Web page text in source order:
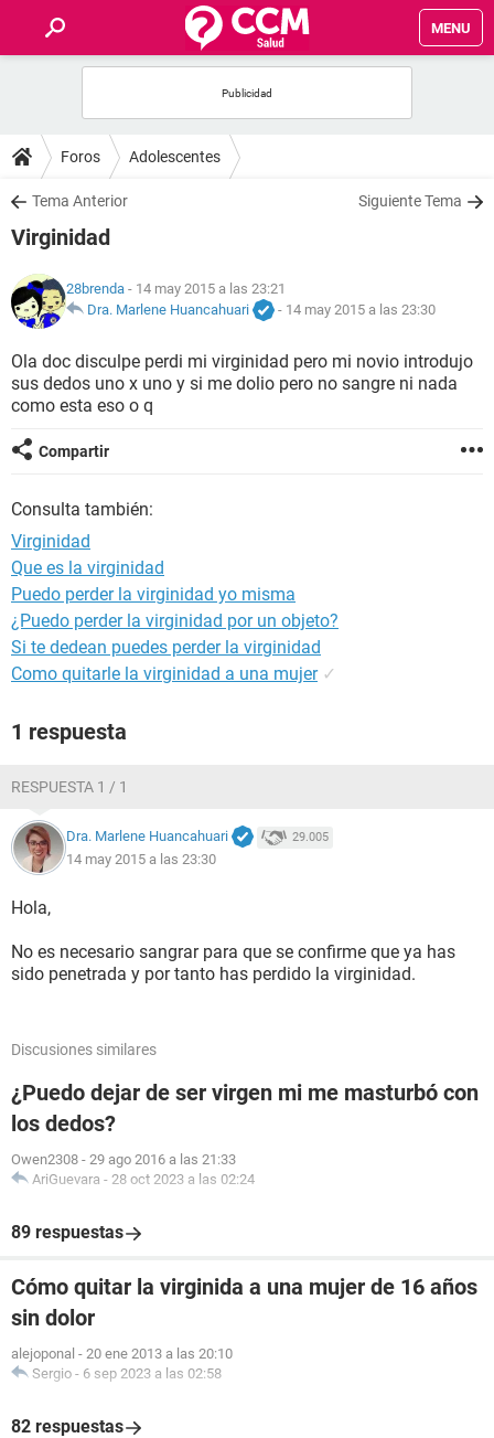
MENU
FOROS
SALUD
FAMILIA
NUTRICIÓN
BIENESTAR
Foros Adolescentes
Tema Anterior Siguiente Tema
Virginidad
28brenda - 14 may 2015 a las 23:21
Dra. Marlene Huancahuari
- 14 may 2015 a las 23:30
Ola doc disculpe perdi mi virginidad pero mi novio introdujo
sus dedos uno x uno y si me dolio pero no sangre ni nada
como esta eso o q
Compartir
Consulta también:
Virginidad
Que es la virginidad
Puedo perder la virginidad yo misma
¿Puedo perder la virginidad por un objeto?
Si te dedean puedes perder la virginidad
Como quitarle la virginidad a una mujer ✓
1 respuesta
RESPUESTA 1 / 1
Dra. Marlene Huancahuari 29.005
14 may 2015 a las 23:30
Hola,
No es necesario sangrar para que se confirme que ya has
sido penetrada y por tanto has perdido la virginidad.
Discusiones similares
¿Puedo dejar de ser virgen mi me masturbó con
los dedos?
Owen2308 - 29 ago 2016 a las 21:33
AriGuevara - 28 oct 2023 a las 02:24
89 respuestas
Cómo quitar la virginida a una mujer de 16 años
sin dolor
alejoponal - 20 ene 2013 a las 20:10
Sergio - 6 sep 2023 a las 02:58
82 respuestas